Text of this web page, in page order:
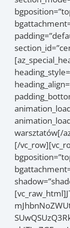
warsztatów[/
[/